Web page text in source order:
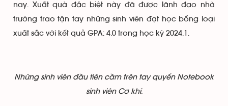
nay. Xuất quà đặc biệt này đã được lãnh đạo nhà
trường trao tận tay những sinh viên đạt học bổng loại
xuất sắc với kết quả GPA: 4.0 trong học kỳ 2024.1.
Những sinh viên đầu tiên cầm trên tay quyển Notebook
sinh viên Cơ khí.